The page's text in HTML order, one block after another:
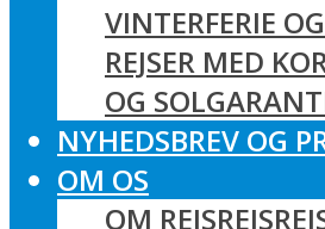
VINTERFERIE
REJSER MED
OG
NYHEDSBREV OG
OM OS
OM